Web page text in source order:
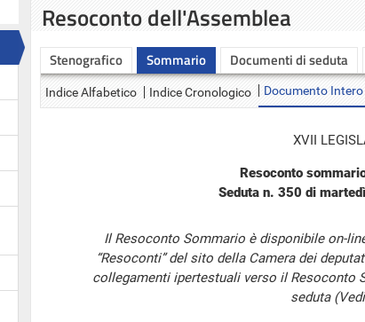
Resoconto dell'Assemblea
Stenografico Sommario Documenti di seduta
Indice Alfabetico Indice Cronologico Documento Intero
XVII
Resoconto
Seduta n. 350 di
Il Resoconto Sommario è disponibile on-
“Resoconti” del sito della Camera dei
collegamenti ipertestuali verso il Resoconto
seduta